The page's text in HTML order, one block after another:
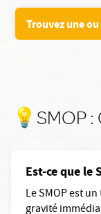
Trouvez une
💡SMOP
Est-ce que le
Le SMOP est
gravité